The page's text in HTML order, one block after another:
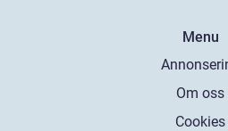
Menu
Om oss
Cookies